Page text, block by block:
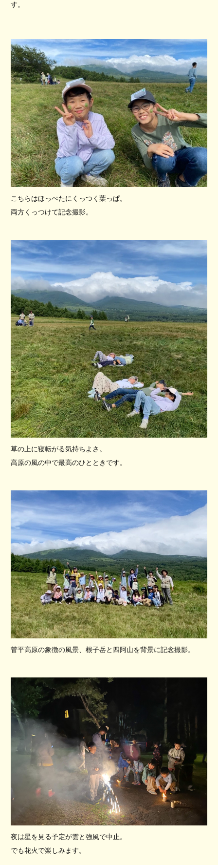
す。
こちらはほっぺたにくっつく葉っぱ。
両方くっつけて記念撮影。
草の上に寝転がる気持ちよさ。
高原の風の中で最高のひとときです。
菅平高原の象徴の風景、根子岳と四阿山を背景に記念撮影。
夜は星を見る予定が雲と強風で中止。
でも花火で楽しみます。